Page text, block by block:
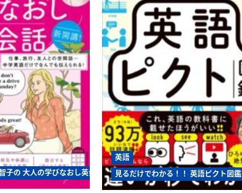
子の 大人の学びなおし英会話 2025年 春号
英語
見るだけでわかる！！ 英語ピクト図鑑